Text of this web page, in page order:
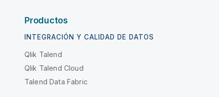
Productos
INTEGRACIÓN Y CALIDAD DE DATOS
Qlik Talend
Qlik Talend Cloud
Talend Data Fabric